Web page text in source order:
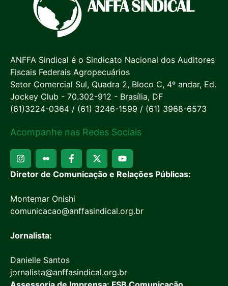
ANFFA Sindical é o Sindicato Nacional dos Auditores
Fiscais Federais Agropecuários
Setor Comercial Sul, Quadra 2, Bloco C, 4º andar, Ed.
Jockey Club - 70.302-912 - Brasília, DF
(61)3224-0364 / (61) 3246-1599 / (61) 3968-6573
Acompanhe nas Redes Sociais
Diretor de Comunicação e Relações Públicas:
Montemar Onishi
comunicacao@anffasindical.org.br
Jornalista:
Danielle Santos
jornalista@anffasindical.org.br